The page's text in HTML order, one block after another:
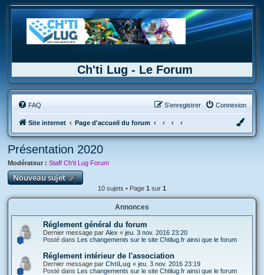
Ch'ti Lug - Le Forum
FAQ Connexion
S’enregistrer
Site internet Page d'accueil du forum
Présentation 2020
Modérateur : Staff Ch'ti Lug Forum
Nouveau sujet
10 sujets • Page 1 sur 1
Annonces
Réglement général du forum
Dernier message par Alex « jeu. 3 nov. 2016 23:20
Posté dans Les changements sur le site Chtilug.fr ainsi que le forum
Réglement intérieur de l'association
Dernier message par ChtiLug « jeu. 3 nov. 2016 23:19
Posté dans Les changements sur le site Chtilug.fr ainsi que le forum